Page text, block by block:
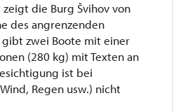
die Burg Švihov von
des angrenzenden
gibt zwei Boote mit einer
(280 kg) mit Texten an
ist bei
Regen usw.) nicht